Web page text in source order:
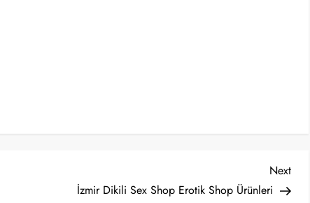
Post
Next
İzmir Dikili Sex Shop Erotik Shop Ürünleri